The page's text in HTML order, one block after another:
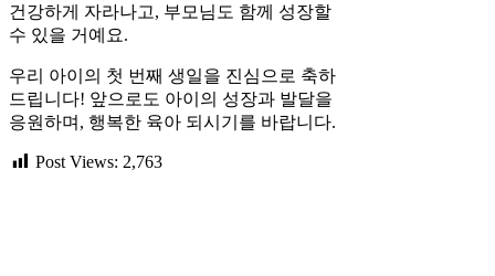
건강하게 자라나고, 부모님도 함께 성장할
수 있을 거예요.
우리 아이의 첫 번째 생일을 진심으로 축하
드립니다! 앞으로도 아이의 성장과 발달을
응원하며, 행복한 육아 되시기를 바랍니다.
Post Views: 2,763